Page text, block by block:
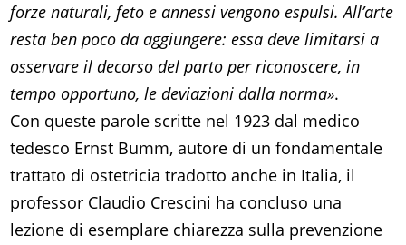
forze naturali, feto e annessi vengono espulsi. All’arte
resta ben poco da aggiungere: essa deve limitarsi a
osservare il decorso del parto per riconoscere, in
tempo opportuno, le deviazioni dalla norma».
Con queste parole scritte nel 1923 dal medico
tedesco Ernst Bumm, autore di un fondamentale
trattato di ostetricia tradotto anche in Italia, il
professor Claudio Crescini ha concluso una
lezione di esemplare chiarezza sulla prevenzione